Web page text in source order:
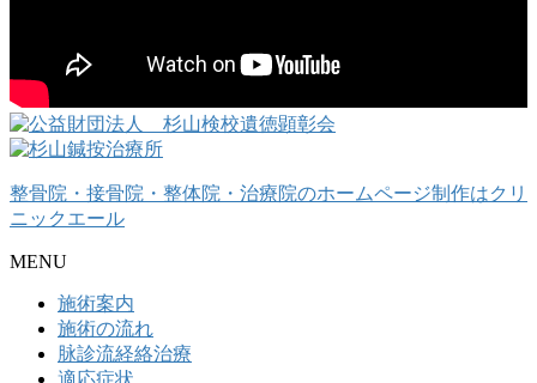
整骨院・接骨院・整体院・治療院のホームページ制作はクリ
ニックエール
MENU
施術案内
施術の流れ
脉診流経絡治療
適応症状